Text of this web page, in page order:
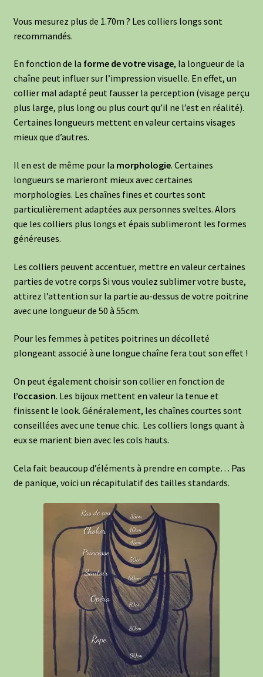
Vous mesurez plus de 1.70m ? Les colliers longs sont
recommandés.
En fonction de la forme de votre visage, la longueur de la
chaîne peut influer sur l’impression visuelle. En effet, un
collier mal adapté peut fausser la perception (visage perçu
plus large, plus long ou plus court qu’il ne l’est en réalité).
Certaines longueurs mettent en valeur certains visages
mieux que d’autres.
Il en est de même pour la morphologie. Certaines
longueurs se marieront mieux avec certaines
morphologies. Les chaînes fines et courtes sont
particulièrement adaptées aux personnes sveltes. Alors
que les colliers plus longs et épais sublimeront les formes
généreuses.
Les colliers peuvent accentuer, mettre en valeur certaines
parties de votre corps Si vous voulez sublimer votre buste,
attirez l’attention sur la partie au-dessus de votre poitrine
avec une longueur de 50 à 55cm.
Pour les femmes à petites poitrines un décolleté
plongeant associé à une longue chaîne fera tout son effet !
On peut également choisir son collier en fonction de
l’occasion. Les bijoux mettent en valeur la tenue et
finissent le look. Généralement, les chaînes courtes sont
conseillées avec une tenue chic. Les colliers longs quant à
eux se marient bien avec les cols hauts.
Cela fait beaucoup d’éléments à prendre en compte… Pas
de panique, voici un récapitulatif des tailles standards.